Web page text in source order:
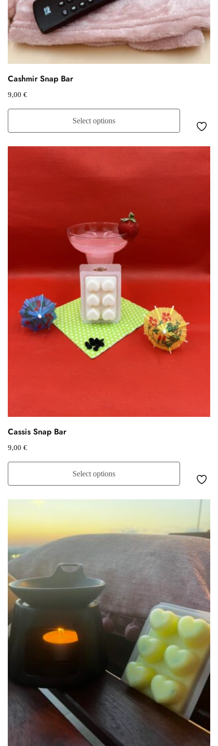
Cashmir Snap Bar
9,00 €
Select options
Cassis Snap Bar
9,00 €
Select options